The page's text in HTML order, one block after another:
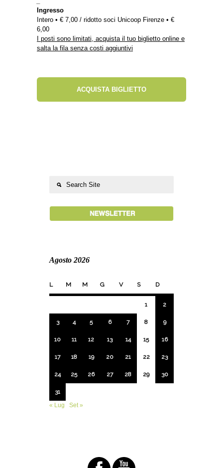
Ingresso
Intero • € 7,00 / ridotto soci Unicoop Firenze • €
6,00
I posti sono limitati, acquista il tuo biglietto online e
salta la fila senza costi aggiuntivi
ACQUISTA BIGLIETTO
Agosto 2026
L M M G V S D
1 2
3 4 5 6 7 8 9
10 11 12 13 14 15 16
17 18 19 20 21 22 23
24 25 26 27 28 29 30
31
« Lug
Set »